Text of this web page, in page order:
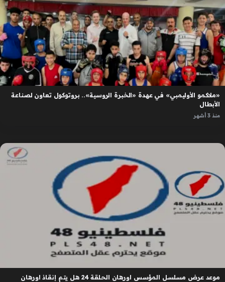
«ملاكمو الأوليمبي» في عهدة «الخبرة الروسية».. بروتوكول تعاون لصناعة
الأبطال
منذ 3 أشهر
موعد عرض مسلسل المؤسس اورهان الحلقة 24 هل يتم إنقاذ اورهان